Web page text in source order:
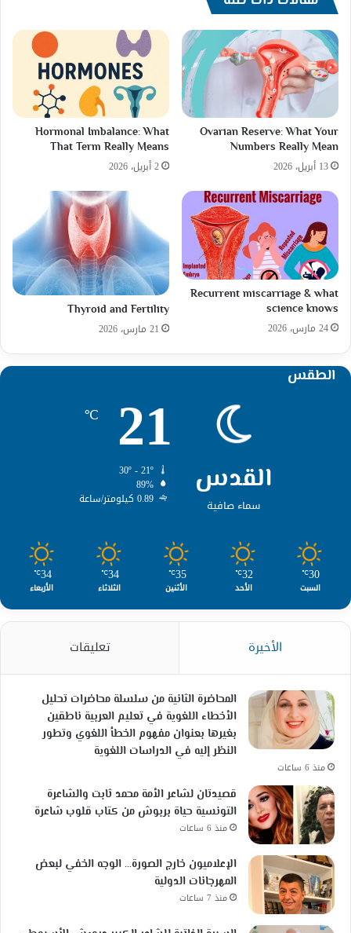
Ovarian Reserve: What Your
Numbers Really Mean
13 أبريل، 2026
Hormonal Imbalance: What
That Term Really Means
2 أبريل، 2026
Recurrent miscarriage & what
science knows
24 مارس، 2026
Thyroid and Fertility
21 مارس، 2026
الطقس
القدس
سماء صافية
21
℃
89%
0.89 كيلومتر/ساعة
30
℃
السبت
32
℃
الأحد
35
℃
الأثنين
34
℃
الثلاثاء
34
℃
الأربعاء
الأخيرة تعليقات
المحاضرة الثانية من سلسلة محاضرات تحليل
الأخطاء اللغوية في تعليم العربية ناطقين
بغيرها بعنوان مفهوم الخطأ اللغوي وتطور
النظر إليه في الدراسات اللغوية
منذ 6 ساعات
قصيدتان لشاعر الأمة محمد ثابت والشاعرة
التونسية حياة بربوش من كتاب قلوب شاعرة
منذ 6 ساعات
الإعلاميون خارج الصورة… الوجه الخفي لبعض
المهرجانات الدولية
منذ 7 ساعات